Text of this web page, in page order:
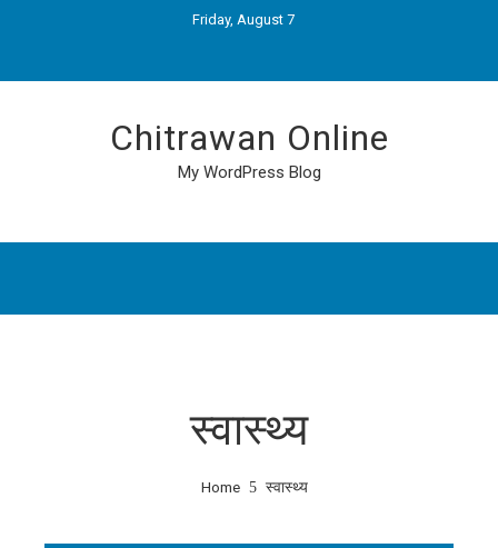
Friday, August 7
Chitrawan Online
My WordPress Blog
स्वास्थ्य
Home स्वास्थ्य